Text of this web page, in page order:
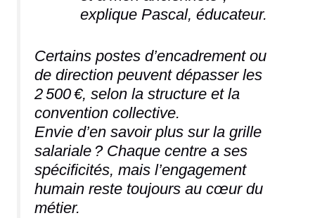
explique Pascal, éducateur.
Certains postes d’encadrement ou
de direction peuvent dépasser les
2 500 €, selon la structure et la
convention collective.
Envie d’en savoir plus sur la grille
salariale ? Chaque centre a ses
spécificités, mais l’engagement
humain reste toujours au cœur du
métier.